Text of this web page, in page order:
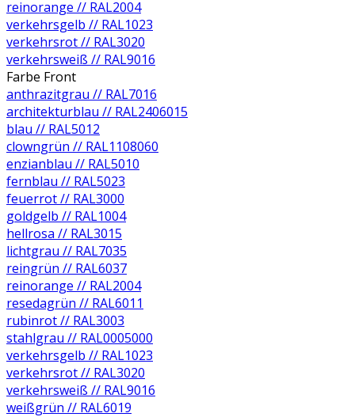
reinorange // RAL2004
verkehrsgelb // RAL1023
verkehrsrot // RAL3020
verkehrsweiß // RAL9016
Farbe Front
anthrazitgrau // RAL7016
architekturblau // RAL2406015
blau // RAL5012
clowngrün // RAL1108060
enzianblau // RAL5010
fernblau // RAL5023
feuerrot // RAL3000
goldgelb // RAL1004
hellrosa // RAL3015
lichtgrau // RAL7035
reingrün // RAL6037
reinorange // RAL2004
resedagrün // RAL6011
rubinrot // RAL3003
stahlgrau // RAL0005000
verkehrsgelb // RAL1023
verkehrsrot // RAL3020
verkehrsweiß // RAL9016
weißgrün // RAL6019